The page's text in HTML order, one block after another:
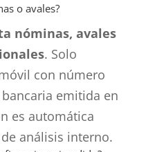
o avales?
nóminas, avales
. Solo
con número
emitida en
es automática
análisis interno.